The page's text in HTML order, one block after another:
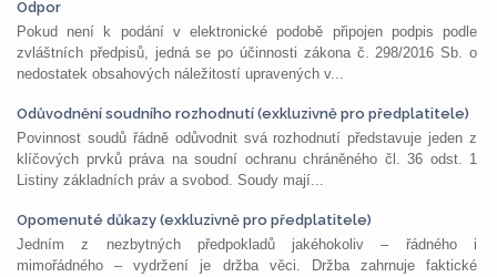
Odpor
Pokud není k podání v elektronické podobě připojen podpis podle
zvláštních předpisů, jedná se po účinnosti zákona č. 298/2016 Sb. o
nedostatek obsahových náležitostí upravených v...
Odůvodnění soudního rozhodnutí (exkluzivně pro předplatitele)
Povinnost soudů řádně odůvodnit svá rozhodnutí představuje jeden z
klíčových prvků práva na soudní ochranu chráněného čl. 36 odst. 1
Listiny základních práv a svobod. Soudy mají...
Opomenuté důkazy (exkluzivně pro předplatitele)
Jedním z nezbytných předpokladů jakéhokoliv – řádného i
mimořádného – vydržení je držba věci. Držba zahrnuje faktické